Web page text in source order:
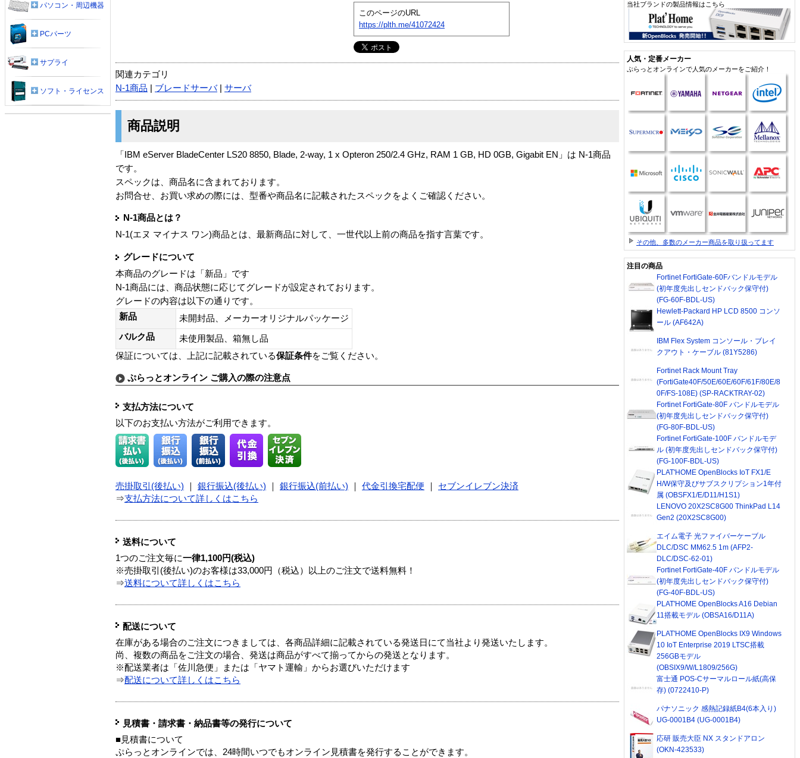
このページのURL
https://plth.me/41072424
関連カテゴリ
N-1商品
ブレードサーバ| サーバ
商品説明
「IBM eServer BladeCenter LS20 8850, Blade, 2-way, 1 x Opteron 250/2.4 GHz, RAM 1 GB, HD 0GB, Gigabit EN」は N-1商品
です。
スペックは、商品名に含まれております。
お問合せ、お買い求めの際には、型番や商品名に記載されたスペックをよくご確認ください。
N-1商品とは？
N-1(エヌ マイナス ワン)商品とは、最新商品に対して、一世代以上前の商品を指す言葉です。
グレードについて
本商品のグレードは「新品」です
N-1商品には、商品状態に応じてグレードが設定されております。
グレードの内容は以下の通りです。
新品
未開封品、メーカーオリジナルパッケージ
バルク品
未使用製品、箱無し品
保証については、上記に記載されている保証条件をご覧ください。
ぷらっとオンライン ご購入の際の注意点
支払方法について
以下のお支払い方法がご利用できます。
売掛取引(後払い) 銀行振込(後払い) 銀行振込(前払い) 代金引換宅配便
セブンイレブン決済
⇒支払方法について詳しくはこちら
送料について
1つのご注文毎に一律1,100円(税込)
※売掛取引(後払い)のお客様は33,000円（税込）以上のご注文で送料無料！
⇒送料について詳しくはこちら
配送について
在庫がある場合のご注文につきましては、各商品詳細に記載されている発送日にて当社より発送いたします。
尚、複数の商品をご注文の場合、発送は商品がすべて揃ってからの発送となります。
※配送業者は「佐川急便」または「ヤマト運輸」からお選びいただけます
⇒配送について詳しくはこちら
見積書・請求書・納品書等の発行について
■見積書について
ぷらっとオンラインでは、24時間いつでもオンライン見積書を発行することができます。
パソコン・周辺機器
PCパーツ
サプライ
ソフト・ライセンス
当社ブランドの製品情報はこちら
人気・定番メーカー
ぷらっとオンラインで人気のメーカーをご紹介！
その他、多数のメーカー商品を取り扱ってます
注目の商品
Fortinet FortiGate-60Fバンドルモデル
(初年度先出しセンドバック保守付)
(FG-60F-BDL-US)
Hewlett-Packard HP LCD 8500 コンソ
ール (AF642A)
IBM Flex System コンソール・ブレイ
クアウト・ケーブル (81Y5286)
Fortinet Rack Mount Tray
(FortiGate40F/50E/60E/60F/61F/80E/8
0F/FS-108E) (SP-RACKTRAY-02)
Fortinet FortiGate-80F バンドルモデル
(初年度先出しセンドバック保守付)
(FG-80F-BDL-US)
Fortinet FortiGate-100F バンドルモデ
ル (初年度先出しセンドバック保守付)
(FG-100F-BDL-US)
PLAT'HOME OpenBlocks IoT FX1/E
H/W保守及びサブスクリプション1年付
属 (OBSFX1/E/D11/H1S1)
LENOVO 20X2SC8G00 ThinkPad L14
Gen2 (20X2SC8G00)
エイム電子 光ファイバーケーブル
DLC/DSC MM62.5 1m (AFP2-
DLC/DSC-62-01)
Fortinet FortiGate-40F バンドルモデル
(初年度先出しセンドバック保守付)
(FG-40F-BDL-US)
PLAT'HOME OpenBlocks A16 Debian
11搭載モデル (OBSA16/D11A)
PLAT'HOME OpenBlocks IX9 Windows
10 IoT Enterprise 2019 LTSC搭載
256GBモデル
(OBSIX9/W/L1809/256G)
富士通 POS-Cサーマルロール紙(高保
存) (0722410-P)
パナソニック 感熱記録紙B4(6本入り)
UG-0001B4 (UG-0001B4)
応研 販売大臣 NX スタンドアロン
(OKN-423533)